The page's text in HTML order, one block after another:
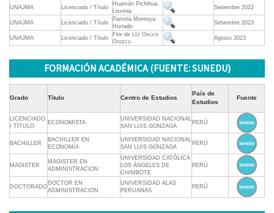
UNAJMA Licenciado / Título
Huamán Pichihua,
Lisvinia
Setiembre 2022
UNAJMA Licenciado / Título
Pamela Montoya
Hurtado
Setiembre 2023
UNAJMA Licenciado / Título
Flor de LIz Oscco
Orozco
Agosto 2023
FORMACIÓN ACADÉMICA (FUENTE: SUNEDU)
Grado Título Centro de Estudios
País de
Estudios
Fuente
LICENCIADO
/ TÍTULO
ECONOMISTA
UNIVERSIDAD NACIONAL
SAN LUIS GONZAGA
PERÚ
BACHILLER
BACHILLER EN
ECONOMÍA
UNIVERSIDAD NACIONAL
SAN LUIS GONZAGA
PERÚ
MAGISTER
MAGISTER EN
ADMINISTRACION
UNIVERSIDAD CATÓLICA
LOS ÁNGELES DE
CHIMBOTE
PERÚ
DOCTORADO
DOCTOR EN
ADMINISTRACION
UNIVERSIDAD ALAS
PERUANAS
PERÚ